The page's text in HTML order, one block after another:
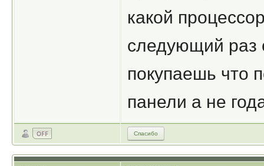
какой
следующий раз
покупаешь что
панели а не
Спасибо